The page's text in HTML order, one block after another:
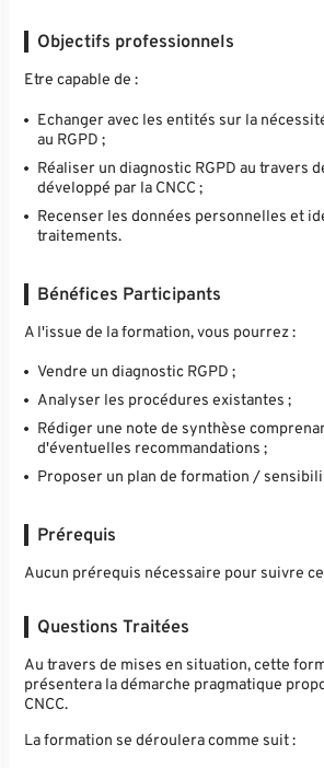
Objectifs professionnels
Etre capable de :
Echanger avec les entités sur la
au RGPD ;
Réaliser un diagnostic RGPD au travers
développé par la CNCC ;
Recenser les données personnelles et
traitements.
Bénéfices Participants
A l'issue de la formation, vous pourrez :
Vendre un diagnostic RGPD ;
Analyser les procédures existantes ;
Rédiger une note de synthèse
d'éventuelles recommandations ;
Proposer un plan de formation /
Prérequis
Aucun prérequis nécessaire pour suivre
Questions Traitées
Au travers de mises en situation, cette
présentera la démarche pragmatique
CNCC.
La formation se déroulera comme suit :